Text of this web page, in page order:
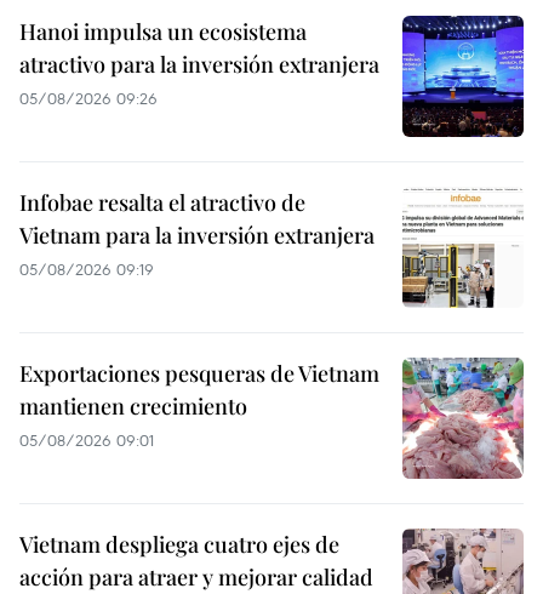
Hanoi impulsa un ecosistema
atractivo para la inversión extranjera
05/08/2026 09:26
Infobae resalta el atractivo de
Vietnam para la inversión extranjera
05/08/2026 09:19
Exportaciones pesqueras de Vietnam
mantienen crecimiento
05/08/2026 09:01
Vietnam despliega cuatro ejes de
acción para atraer y mejorar calidad